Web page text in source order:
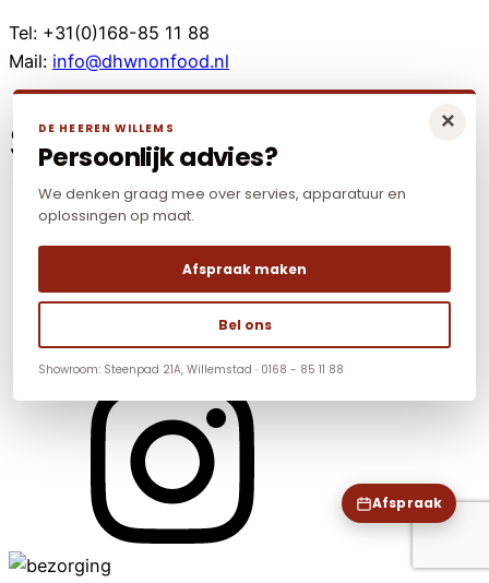
Tel: +31(0)168-85 11 88
Mail: info@dhwnonfood.nl
Social Media
Afspraak
×
DE HEEREN WILLEMS
Persoonlijk advies?
We denken graag mee over servies, apparatuur en
oplossingen op maat.
Afspraak maken
Bel ons
Showroom: Steenpad 21A, Willemstad · 0168 - 85 11 88